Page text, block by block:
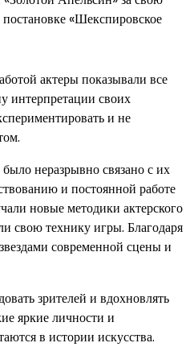
«Шекспировское
актеры показывали все
интерпретации своих
и не
неразрывно связано с их
и постоянной работе
новые методики актерского
свою технику игры. Благодаря
современной сцены и
зрителей и вдохновлять
яркие личности и
в истории искусства.